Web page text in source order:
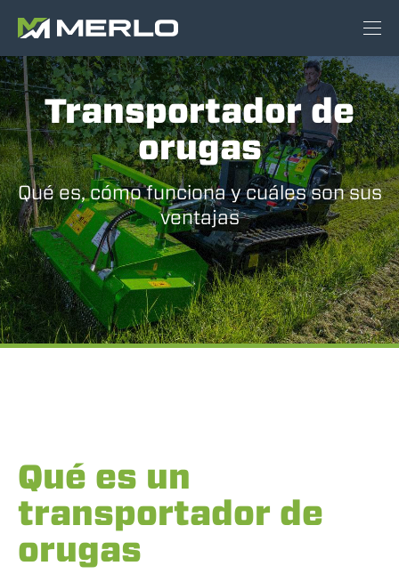
Transportador de
orugas
Qué es, cómo funciona y cuáles son sus
ventajas
Qué es un
transportador de
orugas